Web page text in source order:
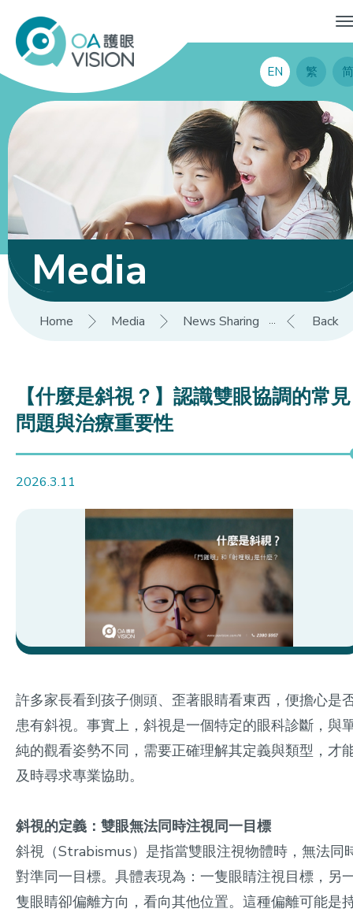
EN 繁 简
Media
Home Media News Sharing 【什麼
Back
【什麼是斜視？】認識雙眼協調的常見
問題與治療重要性
2026.3.11
許多家長看到孩子側頭、歪著眼睛看東西，便擔心是
患有斜視。事實上，斜視是一個特定的眼科診斷，與
純的觀看姿勢不同，需要正確理解其定義與類型，才
及時尋求專業協助。
斜視的定義：雙眼無法同時注視同一目標
斜視（Strabismus）是指當雙眼注視物體時，無法同
對準同一目標。具體表現為：一隻眼睛注視目標，另
隻眼睛卻偏離方向，看向其他位置。這種偏離可能是